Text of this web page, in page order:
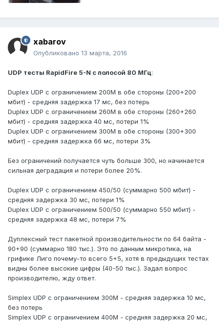
xabarov
Опубликовано 13 марта, 2016
UDP тесты RapidFire 5-N с полосой 80 МГц:
Duplex UDP с ограничением 200М в обе стороны (200+200
мбит) - средняя задержка 17 мс, без потерь
Duplex UDP с ограничением 260М в обе стороны (260+260
мбит) - средняя задержка 40 мс, потери 1%
Duplex UDP с ограничением 300М в обе стороны (300+300
мбит) - средняя задержка 66 мс, потери 3%
Без ограничений получается чуть больше 300, но начинается
сильная деградация и потери более 20%.
Duplex UDP с ограничением 450/50 (суммарно 500 мбит) -
средняя задержка 30 мс, потери 1%
Duplex UDP с ограничением 500/50 (суммарно 550 мбит) -
средняя задержка 48 мс, потери 7%
Дуплексный тест пакетной производительности по 64 байта -
90+90 (суммарно 180 тыс.). Это по данным микротика, на
грифике Лиго почему-то всего 5+5, хотя в предыдущих тестах
видны более высокие цифры (40-50 тыс.). Задал вопрос
производителю, жду ответ.
Simplex UDP с ограничением 300М - средняя задержка 10 мс,
без потерь
Simplex UDP с ограничением 400М - средняя задержка 20 мс,